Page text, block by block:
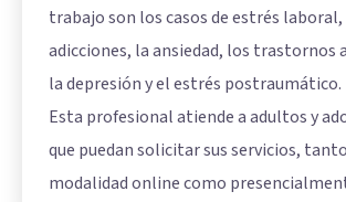
trabajo son los casos de estrés laboral,
adicciones, la ansiedad, los trastornos
la depresión y el estrés postraumático.
Esta profesional atiende a adultos y
que puedan solicitar sus servicios,
modalidad online como